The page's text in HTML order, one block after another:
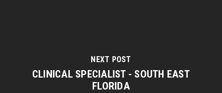
NEXT POST
CLINICAL SPECIALIST - SOUTH EAST
FLORIDA